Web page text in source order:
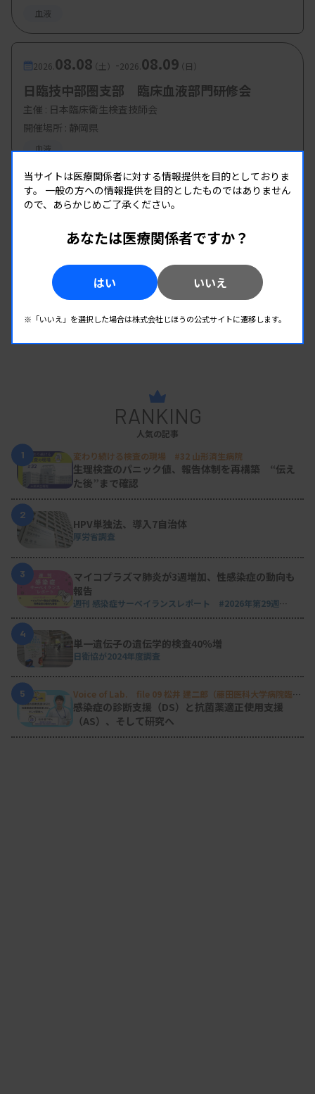
血液
2026. 08.08（土） -2026. 08.09（日）
日臨技中部圏支部 臨床血液部門研修会
主催 : 日本臨床衛生検査技師会
開催場所 : 静岡県
血液
RANKING
人気の記事
1
変わり続ける検査の現場 #32 山形済生病院
生理検査のパニック値、報告体制を再構築 “伝え
た後”まで確認
2
HPV単独法、導入7自治体
厚労省調査
3
マイコプラズマ肺炎が3週増加、性感染症の動向も
報告
週刊 感染症サーベイランスレポート #2026年第29週
4
単一遺伝子の遺伝学的検査40％増
日衛協が2024年度調査
5
Voice of Lab. file 09 松井 建二郎（藤田医科大学病院臨床
検査部微生物遺伝子検査室）
感染症の診断支援（DS）と抗菌薬適正使用支援
（AS）、そして研究へ
当サイトは医療関係者に対する情報提供を目的としておりま
す。 一般の方への情報提供を目的としたものではありません
ので、あらかじめご了承ください。
あなたは医療関係者ですか？
はい いいえ
※「いいえ」を選択した場合は株式会社じほうの公式サイトに遷移します。